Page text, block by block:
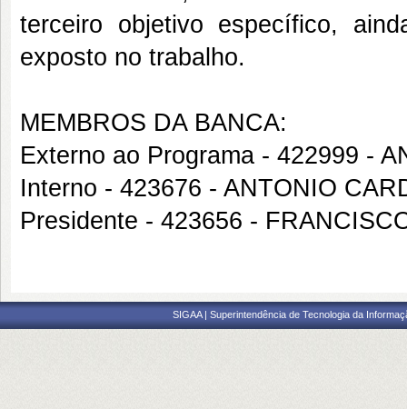
terceiro objetivo específico,
exposto no trabalho.
MEMBROS DA BANCA:
Externo ao Programa - 422999 -
Interno - 423676 - ANTONIO
Presidente - 423656 -
SIGAA | Superintendência de Tecnologia da